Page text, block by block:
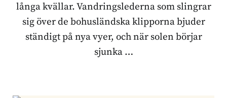
långa kvällar. Vandringslederna som slingrar
sig över de bohusländska klipporna bjuder
ständigt på nya vyer, och när solen börjar
sjunka …